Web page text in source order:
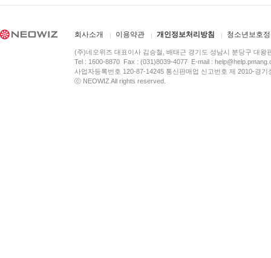
회사소개 이용약관 개인정보처리방침 청소년보호
(주)네오위즈 대표이사 김승철, 배태근 경기도 성남시 분당구 대왕
Tel : 1600-8870 Fax : (031)8039-4077 E-mail :
사업자등록번호 120-87-14245 통신판매업 신고번호 제 2010-경
ⓒ NEOWIZ All rights reserved.